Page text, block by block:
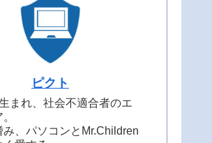
ピクト
まれ、社会不適合者のエ
み、パソコンとMr.Children